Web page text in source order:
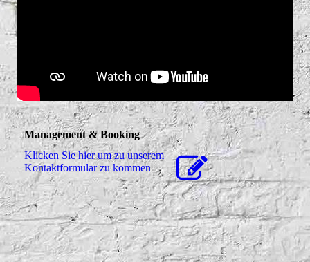
Management & Booking
Klicken Sie hier um zu unserem
Kon­takt­for­mu­lar zu kommen